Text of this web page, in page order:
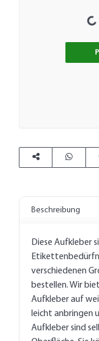
Beschreibung
Diese Aufkleber
verschiedenen
bestellen. Wir
Aufkleber auf
leicht anbringen
Aufkleber sind